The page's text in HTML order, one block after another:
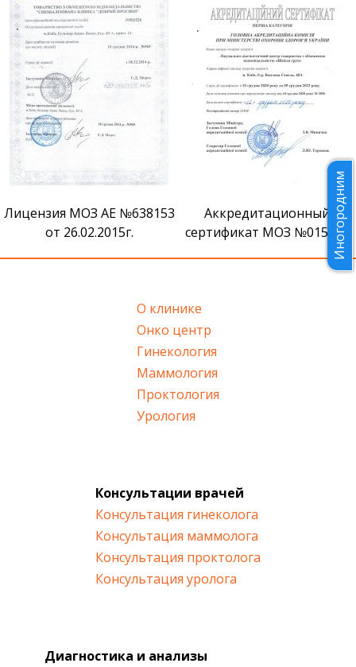
Лицензия МОЗ АЕ №638153
от 26.02.2015г.
Аккредитационный
сертификат МОЗ №015089
О клинике
Онко центр
Гинекология
Маммология
Проктология
Урология
Консультации врачей
Консультация гинеколога
Консультация маммолога
Консультация проктолога
Консультация уролога
Диагностика и анализы
Иногородним